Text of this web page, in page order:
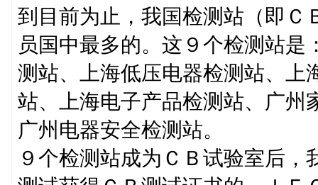
到目前为止，我国检测站（即Ｃ
员国中最多的。这９个检测站
测站、上海低压电器检测站、上
站、上海电子产品检测站、广州
广州电器安全检测站。
９个检测站成为ＣＢ试验室后